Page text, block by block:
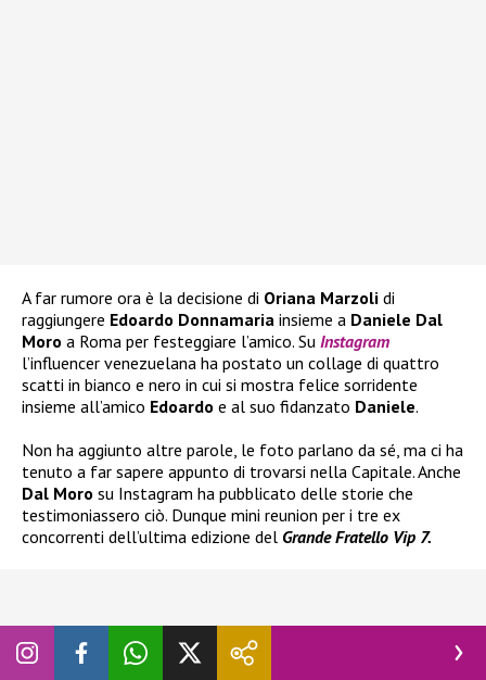
A far rumore ora è la decisione di Oriana Marzoli di
raggiungere Edoardo Donnamaria insieme a Daniele Dal
Moro a Roma per festeggiare l’amico. Su Instagram
l’influencer venezuelana ha postato un collage di quattro
scatti in bianco e nero in cui si mostra felice sorridente
insieme all’amico Edoardo e al suo fidanzato Daniele.
Non ha aggiunto altre parole, le foto parlano da sé, ma ci ha
tenuto a far sapere appunto di trovarsi nella Capitale. Anche
Dal Moro su Instagram ha pubblicato delle storie che
testimoniassero ciò. Dunque mini reunion per i tre ex
concorrenti dell’ultima edizione del Grande Fratello Vip 7.